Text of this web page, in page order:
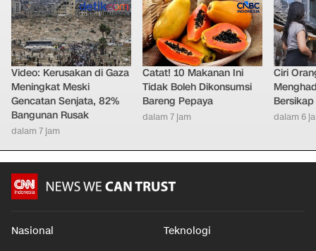
Video: Kerusakan di Gaza
Meningkat Meski
Gencatan Senjata, 82%
Bangunan Rusak
dalam 7 jam
Catat! 10 Makanan Ini
Tidak Boleh Dikonsumsi
Bareng Pepaya
dalam 7 jam
Ciri
dalam 6
Nasional Teknologi